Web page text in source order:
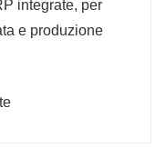
integrate, per
e produzione